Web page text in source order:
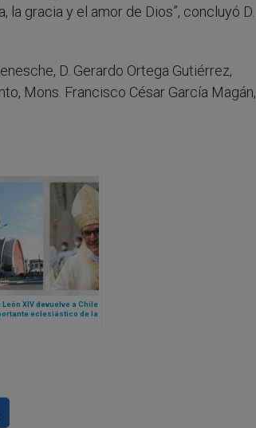
gracia y el amor de Dios”, concluyó D.
D. Gerardo Ortega Gutiérrez,
Mons. Francisco César García Magán,
León XIV devuelve a Chile
eclesiástico de la